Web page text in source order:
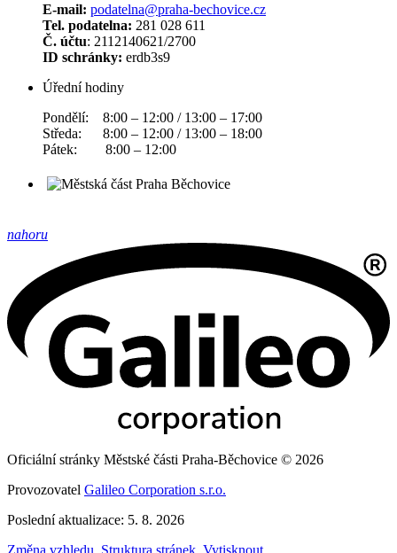
E-mail: podatelna@praha-bechovice.cz
Tel. podatelna: 281 028 611
Č. účtu: 2112140621/2700
ID schránky: erdb3s9
Úřední hodiny
Pondělí: 8:00 – 12:00 / 13:00 – 17:00
Středa: 8:00 – 12:00 / 13:00 – 18:00
Pátek: 8:00 – 12:00
nahoru
Oficiální stránky Městské části Praha-Běchovice © 2026
Provozovatel Galileo Corporation s.r.o.
Poslední aktualizace: 5. 8. 2026
Změna vzhledu Struktura stránek Vytisknout